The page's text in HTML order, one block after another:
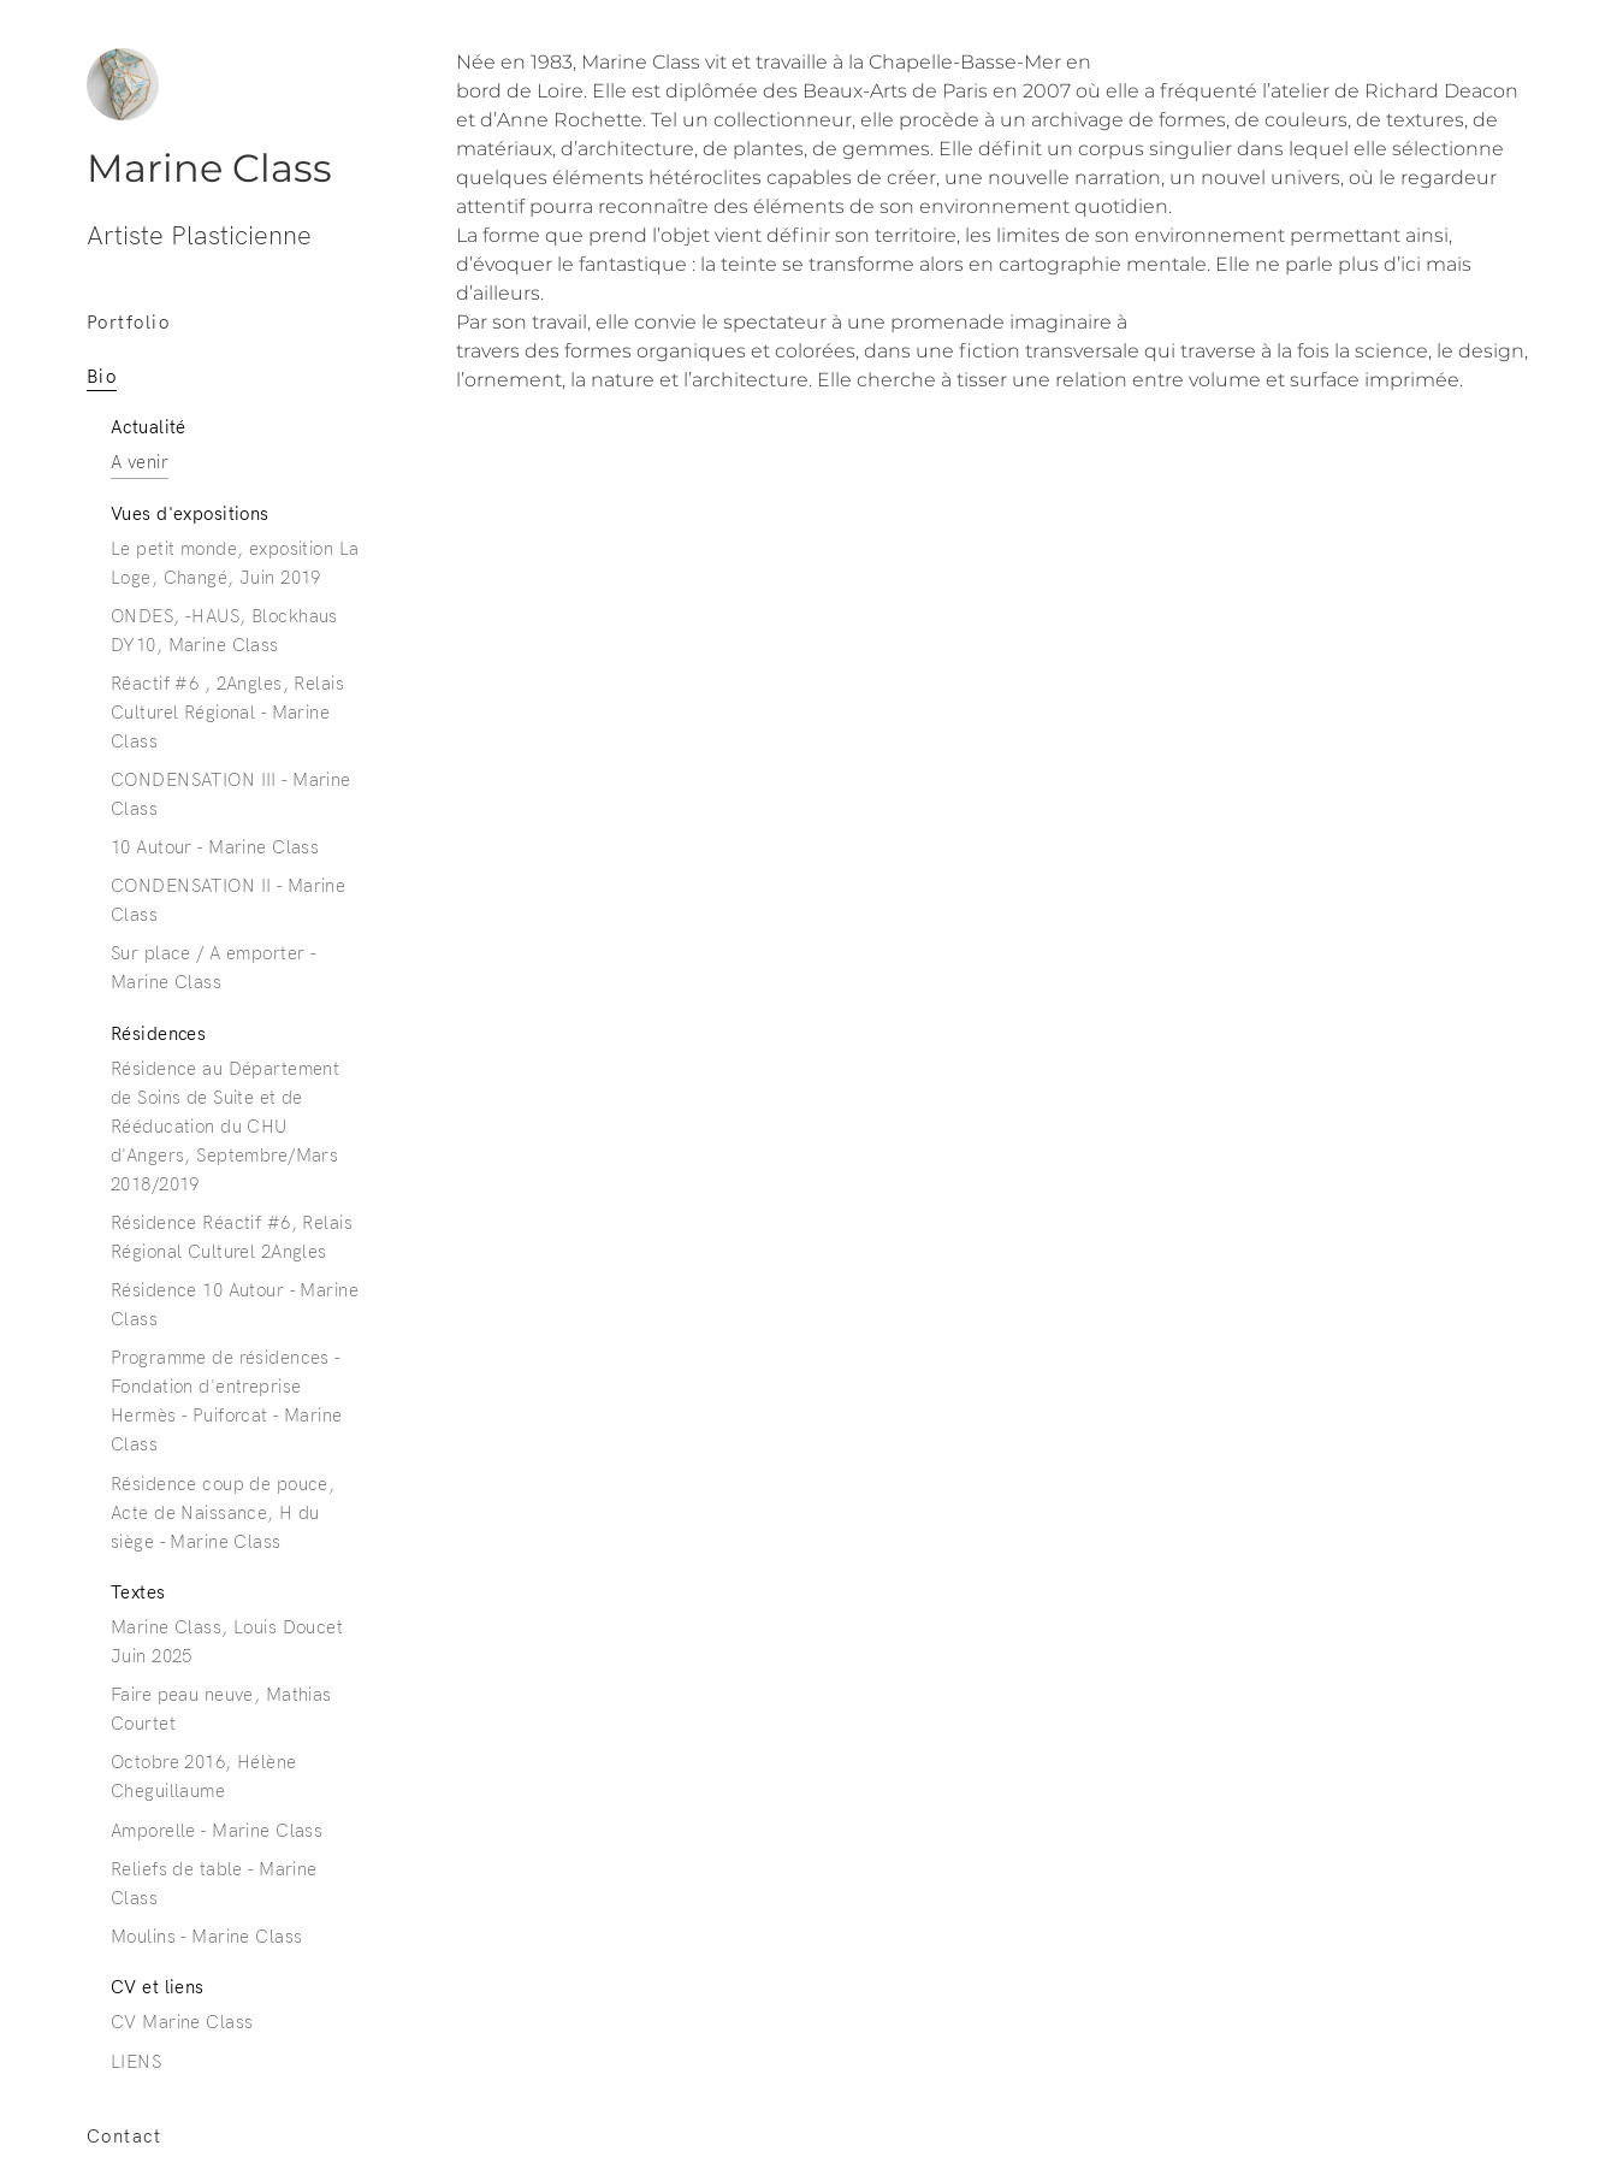
Marine Class
Artiste Plasticienne
Portfolio
Bio
Actualité
A venir
Vues d'expositions
Le petit monde, exposition La
Loge, Changé, Juin 2019
ONDES, -HAUS, Blockhaus
DY10, Marine Class
Réactif #6 , 2Angles, Relais
Culturel Régional - Marine
Class
CONDENSATION III - Marine
Class
10 Autour - Marine Class
CONDENSATION II - Marine
Class
Sur place / A emporter -
Marine Class
Résidences
Résidence au Département
de Soins de Suite et de
Rééducation du CHU
d'Angers, Septembre/Mars
2018/2019
Résidence Réactif #6, Relais
Régional Culturel 2Angles
Résidence 10 Autour - Marine
Class
Programme de résidences -
Fondation d'entreprise
Hermès - Puiforcat - Marine
Class
Résidence coup de pouce,
Acte de Naissance, H du
siège - Marine Class
Textes
Marine Class, Louis Doucet
Juin 2025
Faire peau neuve, Mathias
Courtet
Octobre 2016, Hélène
Cheguillaume
Amporelle - Marine Class
Reliefs de table - Marine
Class
Moulins - Marine Class
CV et liens
CV Marine Class
LIENS
Contact
Née en 1983, Marine Class vit et travaille à la Chapelle-Basse-Mer en
bord de Loire. Elle est diplômée des Beaux-Arts de Paris en 2007 où elle a fréquenté l’atelier de Richard Deacon
et d’Anne Rochette. Tel un collectionneur, elle procède à un archivage de formes, de couleurs, de textures, de
matériaux, d’architecture, de plantes, de gemmes. Elle définit un corpus singulier dans lequel elle sélectionne
quelques éléments hétéroclites capables de créer, une nouvelle narration, un nouvel univers, où le regardeur
attentif pourra reconnaître des éléments de son environnement quotidien.
La forme que prend l’objet vient définir son territoire, les limites de son environnement permettant ainsi,
d’évoquer le fantastique : la teinte se transforme alors en cartographie mentale. Elle ne parle plus d’ici mais
d’ailleurs.
Par son travail, elle convie le spectateur à une promenade imaginaire à
travers des formes organiques et colorées, dans une fiction transversale qui traverse à la fois la science, le design,
l’ornement, la nature et l’architecture. Elle cherche à tisser une relation entre volume et surface imprimée.